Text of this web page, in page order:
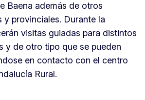
Baena además de otros
y provinciales. Durante la
visitas guiadas para distintos
y de otro tipo que se pueden
en contacto con el centro
Rural.